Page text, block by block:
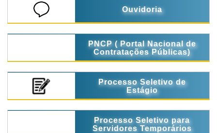
Ouvidoria
PNCP ( Portal Nacional de
Contratações Públicas)
Processo Seletivo de
Estágio
Processo Seletivo para
Servidores Temporários